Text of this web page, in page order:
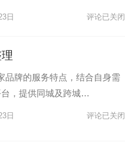
日 评论已关闭
品牌的服务特点，结合自身需
，提供同城及跨城…
日 评论已关闭